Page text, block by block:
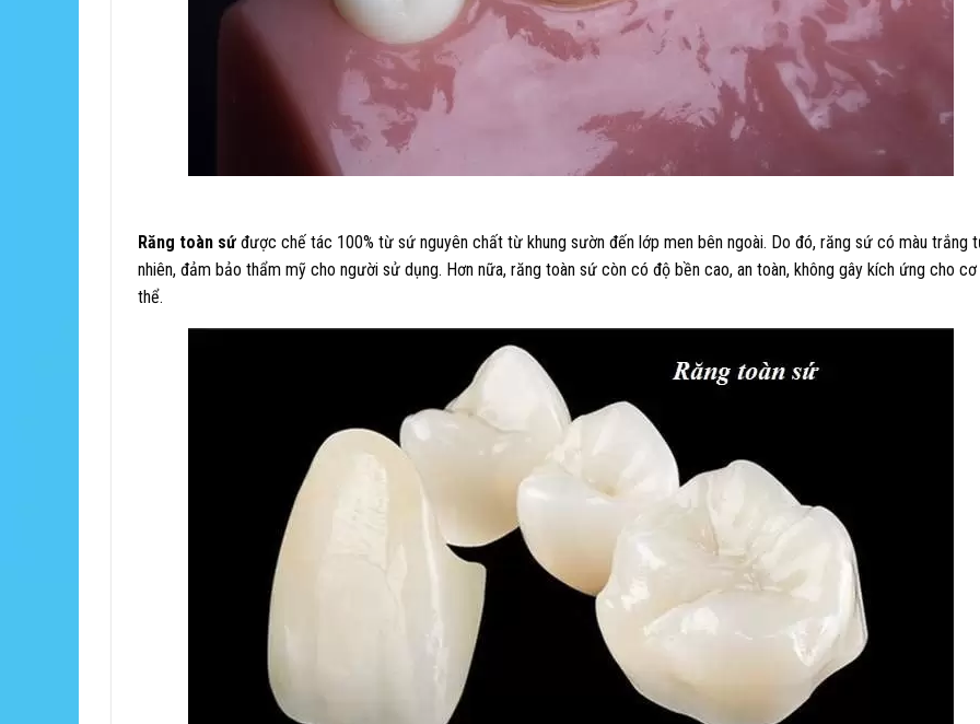
Răng toàn sứ được chế tác 100% từ sứ nguyên chất từ khung sườn đến lớp men bên ngoài. Do đó, răng sứ có màu trắng
nhiên, đảm bảo thẩm mỹ cho người sử dụng. Hơn nữa, răng toàn sứ còn có độ bền cao, an toàn, không gây kích ứng cho cơ
thể.